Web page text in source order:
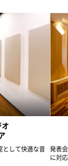
として快適な音 発表
に対